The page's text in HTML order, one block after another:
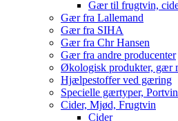
Gær til frugtvin,
Gær fra Lallemand
Gær fra SIHA
Gær fra Chr Hansen
Gær fra andre producenter
Økologisk produkter, gær
Hjælpestoffer ved gæring
Specielle gærtyper,
Cider, Mjød, Frugtvin
Cider